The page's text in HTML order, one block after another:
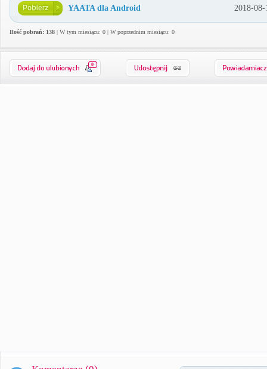
YAATA dla Android 2018-08-
Ilość pobrań: 138 | W tym miesiącu: 0 | W poprzednim miesiącu: 0
0